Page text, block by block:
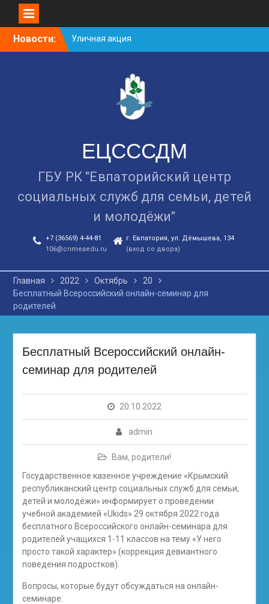
SkipНовости:
«Здоровью — ДА!
молодожёнов прошло в
Cоциологический опрос
граждан старше 55 лет по
ЕЦСССДМ
ГБУ РК "Евпаторийский центр
социальных служб для семьи, детей
и молодёжи"
+7 (36569) 4-44-81
106@crimeaedu.ru
г. Евпатория, ул. Дёмышева, 134
(вход со двора)
Главная 2022 Октябрь
20
Бесплатный Всероссийский онлайн-семинар для
родителей
Бесплатный Всероссийский онлайн-
семинар для родителей
20.10.2022
admin
Вам, родители!
Государственное казенное учреждение «Крымский
республиканский центр социальных служб для семьи,
детей и молодёжи» информирует о проведении
учебной академией «Ukids» 29 октября 2022 года
бесплатного Всероссийского онлайн-семинара для
родителей учащихся 1-11 классов на тему «У него
просто такой характер» (коррекция девиантного
поведения подростков).
Вопросы, которые будут обсуждаться на онлайн-
семинаре: